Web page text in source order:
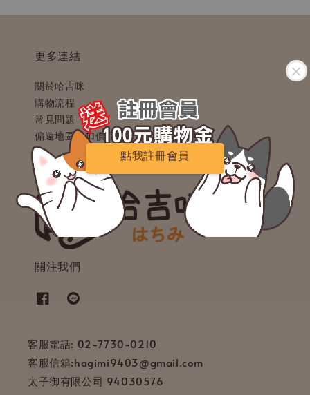
點我註冊會員
更多連結
關於哈吉咪
購物流程
常見問題
偏遠地區與加價區參考表
關注我們
客服電話: 02-7730-0210
客服信箱:hagimi9403@gmail.com
太子御有限公司 94030576